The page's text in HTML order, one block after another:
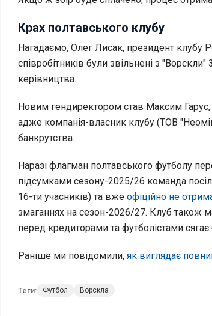
Крах полтавського клубу
Нагадаємо, Олег Лисак, президент клубу
співробітників були звільнені з
керівництва.
Новим гендиректором став Максим Гарус,
адже компанія-власник клубу (ТОВ
банкрутства.
Наразі флагман полтавського футболу
підсумками сезону-2025/26 команда
16-ти учасників) та вже офіційно не
змаганнях на сезон-2026/27. Клуб також
перед кредиторами та футболістами
Раніше ми повідомили, як виглядає
Теги: Футбол Ворскла